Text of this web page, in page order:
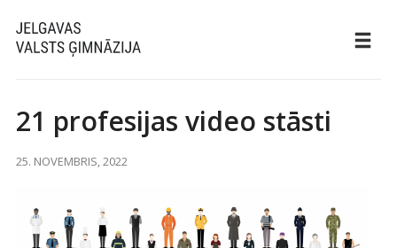
21 profesijas video stāsti
25. NOVEMBRIS, 2022